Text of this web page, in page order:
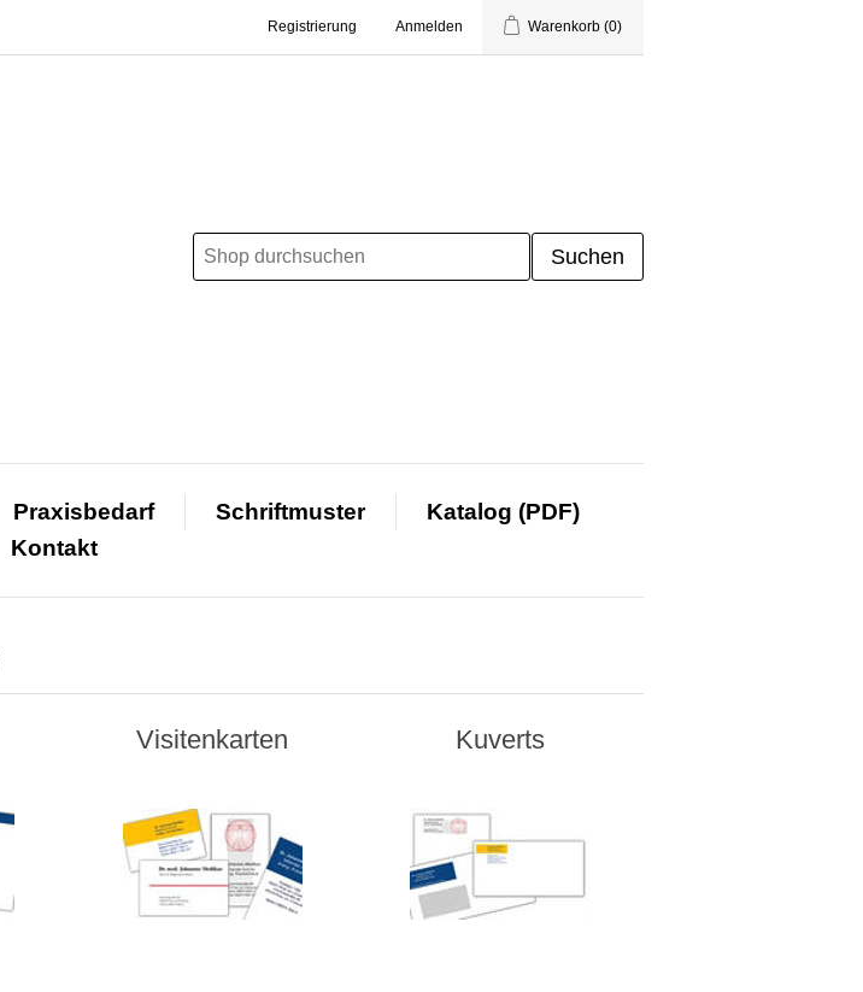
Registrierung Anmelden Warenkorb (0)
Praxisbedarf Schriftmuster
Katalog (PDF)
Kontakt
Visitenkarten Kuverts